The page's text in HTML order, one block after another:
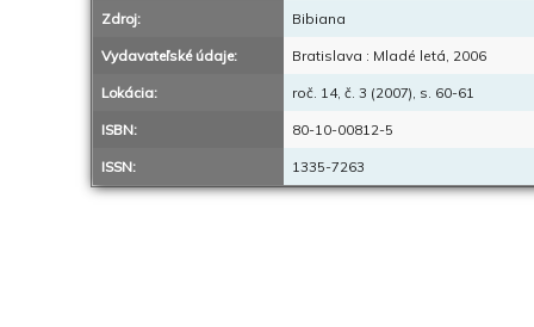
Zdroj: Bibiana
Vydavateľské údaje: Bratislava : Mladé letá, 2006
Lokácia: roč. 14, č. 3 (2007), s. 60-61
ISBN: 80-10-00812-5
ISSN: 1335-7263